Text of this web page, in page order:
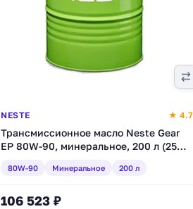
NESTE ★ 4.7
Трансмиссионное масло Neste Gear
EP 80W-90, минеральное, 200 л (2508
80W-90 Минеральное 200 л
106 523 ₽